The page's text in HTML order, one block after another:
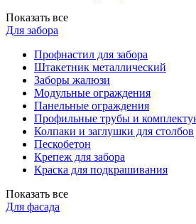
Показать все
Для забора
Профнастил для забора
Штакетник металлический
Заборы жалюзи
Модульные ограждения
Панельные ограждения
Профильные трубы и
Колпаки и заглушки для столбов
Пескобетон
Крепеж для забора
Краска для подкрашивания
Показать все
Для фасада